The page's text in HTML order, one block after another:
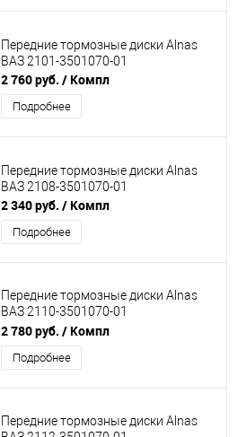
Передние тормозные диски Alnas
ВАЗ 2101-3501070-01
2 760 руб. / Компл
Подробнее
Передние тормозные диски Alnas
ВАЗ 2108-3501070-01
2 340 руб. / Компл
Подробнее
Передние тормозные диски Alnas
ВАЗ 2110-3501070-01
вентилируемые
2 780 руб. / Компл
Подробнее
Передние тормозные диски Alnas